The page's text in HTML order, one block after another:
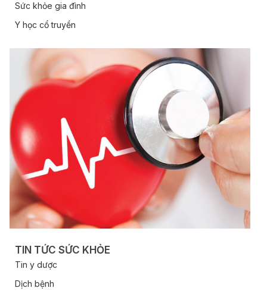
Sức khỏe gia đình
Y học cổ truyền
TIN TỨC SỨC KHỎE
Tin y dược
Dịch bệnh